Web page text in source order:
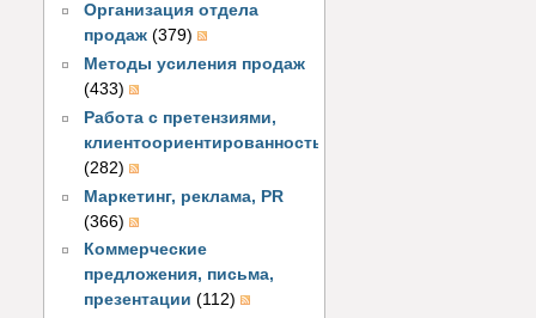
Организация отдела
продаж (379)
Методы усиления продаж
(433)
Работа с претензиями,
клиентоориентированность
(282)
Маркетинг, реклама, PR
(366)
Коммерческие
предложения, письма,
презентации (112)